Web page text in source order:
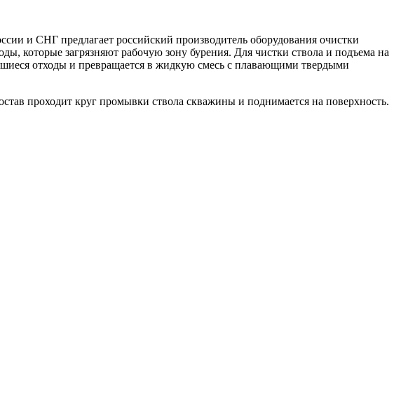
и СНГ предлагает российский производитель оборудования очистки
которые загрязняют рабочую зону бурения. Для чистки ствола и подъема на
отходы и превращается в жидкую смесь с плавающими твердыми
проходит круг промывки ствола скважины и поднимается на поверхность.